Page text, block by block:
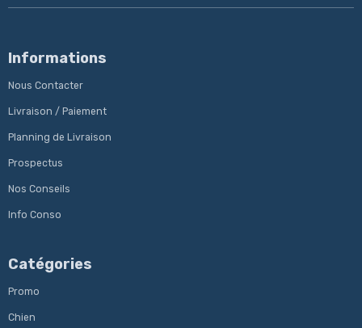
Informations
Nous Contacter
Livraison / Paiement
Planning de Livraison
Prospectus
Nos Conseils
Info Conso
Catégories
Promo
Chien